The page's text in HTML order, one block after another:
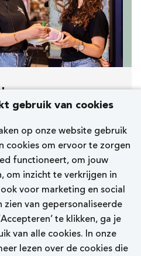
gebruik van cookies
op onze website gebruik
cookies om ervoor te zorgen
functioneert, om jouw
om inzicht te verkrijgen in
voor marketing en social
zien van gepersonaliseerde
te klikken, ga je
van alle cookies. In onze
lezen over de cookies die